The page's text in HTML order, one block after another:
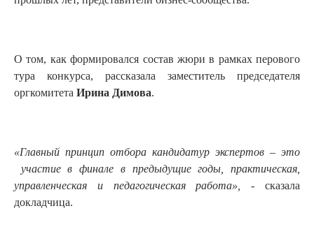
О том, как формировался состав жюри в рамках перового
тура конкурса, рассказала заместитель председателя
оргкомитета Ирина Димова.
«Главный принцип отбора кандидатур экспертов – это
участие в финале в предыдущие годы, практическая,
управленческая и педагогическая работа»,
- сказала
докладчица.